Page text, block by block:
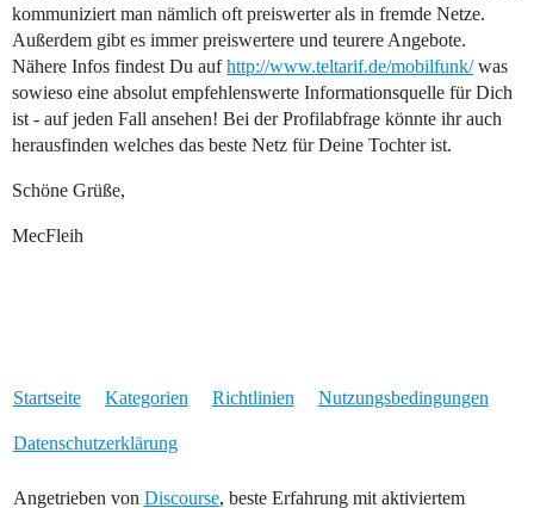
kommuniziert man nämlich oft preiswerter als in fremde Netze.
Außerdem gibt es immer preiswertere und teurere Angebote.
Nähere Infos findest Du aufhttp://www.teltarif.de/mobilfunk/was
sowieso eine absolut empfehlenswerte Informationsquelle für Dich
ist - auf jeden Fall ansehen! Bei der Profilabfrage könnte ihr auch
herausfinden welches das beste Netz für Deine Tochter ist.
Schöne Grüße,
MecFleih
Startseite Kategorien Richtlinien Nutzungsbedingungen
Datenschutzerklärung
Angetrieben von Discourse, beste Erfahrung mit aktiviertem